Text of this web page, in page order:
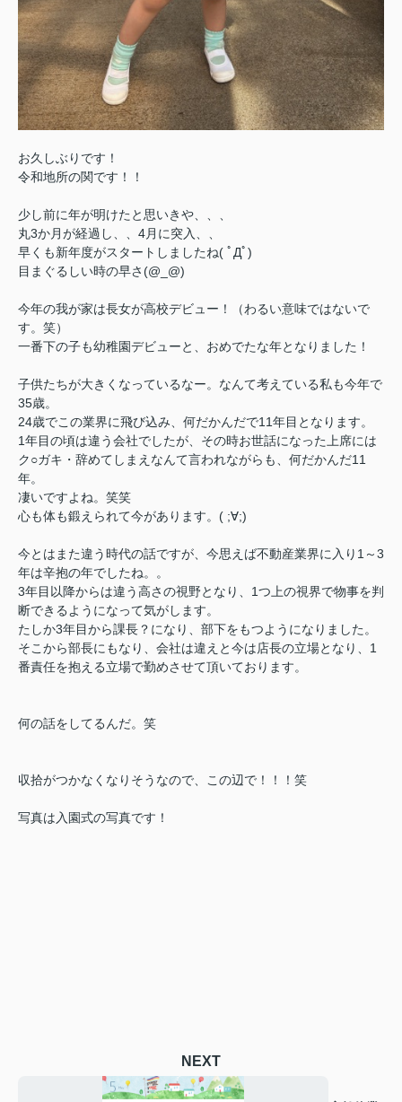
お久しぶりです！
令和地所の関です！！
少し前に年が明けたと思いきや、、、
丸3か月が経過し、、4月に突入、、
早くも新年度がスタートしましたね( ﾟДﾟ)
目まぐるしい時の早さ(@_@)
今年の我が家は長女が高校デビュー！（わるい意味ではないで
す。笑）
一番下の子も幼稚園デビューと、おめでたな年となりました！
子供たちが大きくなっているなー。なんて考えている私も今年で
35歳。
24歳でこの業界に飛び込み、何だかんだで11年目となります。
1年目の頃は違う会社でしたが、その時お世話になった上席には
ク○ガキ・辞めてしまえなんて言われながらも、何だかんだ11
年。
凄いですよね。笑笑
心も体も鍛えられて今があります。( ;∀;)
今とはまた違う時代の話ですが、今思えば不動産業界に入り1～3
年は辛抱の年でしたね。。
3年目以降からは違う高さの視野となり、1つ上の視界で物事を判
断できるようになって気がします。
たしか3年目から課長？になり、部下をもつようになりました。
そこから部長にもなり、会社は違えと今は店長の立場となり、1
番責任を抱える立場で勤めさせて頂いております。
何の話をしてるんだ。笑
収拾がつかなくなりそうなので、この辺で！！！笑
写真は入園式の写真です！
NEXT